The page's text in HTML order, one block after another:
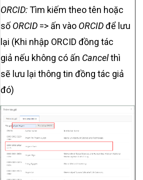
ORCID:Tìm kiếm theo tên hoặc
số ORCID => ấn vào ORCIDđể lưu
lại (Khi nhập ORCID đồng tác
giả nếu không có ấn Cancelthì
sẽ lưu lại thông tin đồng tác giả
đó)